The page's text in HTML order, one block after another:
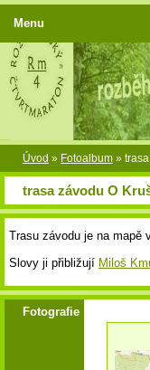
Úvod » Fotoalbum »
trasa závodu O
Trasu závodu je na mapě
Slovy ji přibližují Miloš
Fotografie
Menu